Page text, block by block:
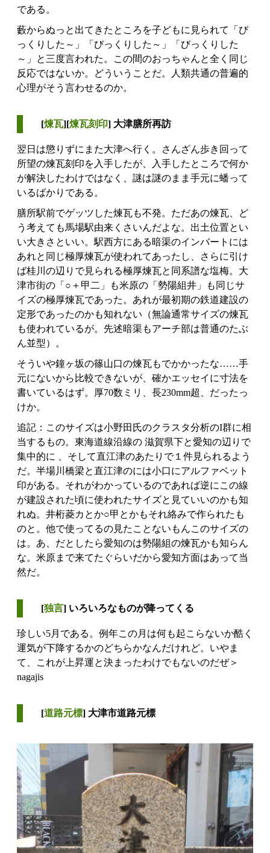
である。
藪からぬっと出てきたところを子どもに見られて「び
っくりした～」「びっくりした～」「びっくりした
～」と三度言われた。この間のおっちゃんと全く同じ
反応ではないか。どういうことだ。人類共通の普遍的
心理がそう言わせるのか。
[煉瓦][煉瓦刻印] 大津膳所再訪
翌日は懲りずにまた大津へ行く。さんざん歩き回って
所望の煉瓦刻印を入手したが、入手したところで何か
が解決したわけではなく、謎は謎のまま手元に蟠って
いるばかりである。
膳所駅前でゲッツした煉瓦も不発。ただあの煉瓦、ど
う考えても馬場駅由来くさいんだよな。出土位置とい
い大きさといい。駅西方にある暗渠のインバートには
あれと同じ極厚煉瓦が使われてあったし、さらに引け
ば桂川の辺りで見られる極厚煉瓦と同系譜な塩梅。大
津市街の「○＋甲二」も米原の「勢陽組井」も同じサ
イズの極厚煉瓦であった。あれが最初期の鉄道建設の
定形であったのかも知れない（無論通常サイズの煉瓦
も使われているが。先述暗渠もアーチ部は普通のたぶ
ん並型）。
そういや鐘ヶ坂の篠山口の煉瓦もでかかったな……手
元にないから比較できないが、確かエッセイに寸法を
書いているはず。厚70数ミリ、長230mm超、だったっ
けか。
追記：このサイズは小野田氏のクラスタ分析のI群に相
当するもの。東海道線沿線の 滋賀県下と愛知の辺りで
集中的に 、そして直江津のあたりで１件見られるよう
だ。半場川橋梁と直江津のには小口にアルファベット
印がある。それがわかっているのであれば逆にこの線
が建設された頃に使われたサイズと見ていいのかも知
れぬ。井桁菱カとか○甲とかもそれ絡みで作られたも
のと。他で使ってるの見たことないもんこのサイズの
は。あ、だとしたら愛知のは勢陽組の煉瓦かも知らん
な。米原まで来てたぐらいだから愛知方面はあって当
然だ。
[独言] いろいろなものが降ってくる
珍しい5月である。例年この月は何も起こらないか酷く
運気が下降するかのどちらかなんだけれど。いやま
て、これが上昇運と決まったわけでもないのだぜ＞
nagajis
[道路元標] 大津市道路元標